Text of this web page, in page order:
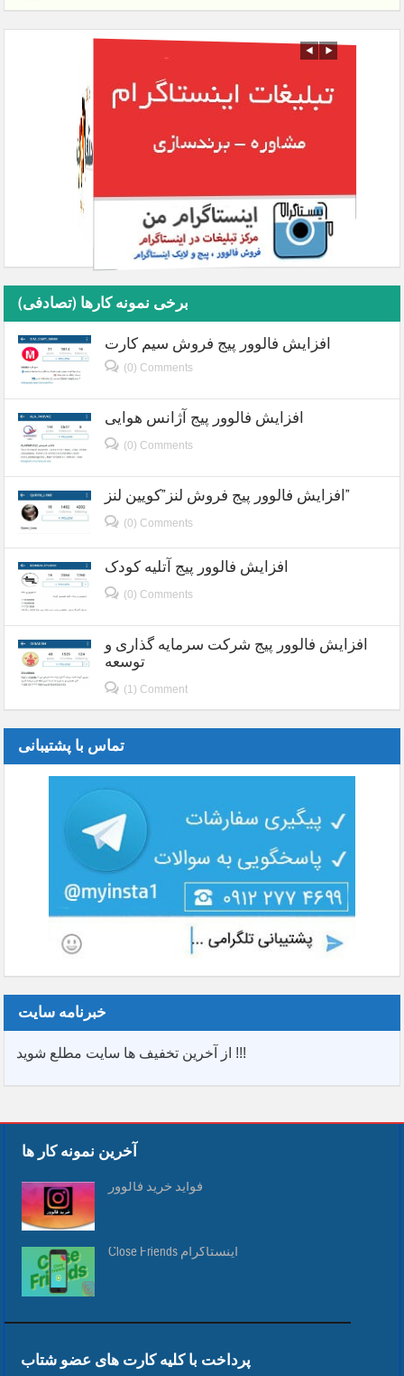
برخی نمونه کارها (تصادفی)
افزایش فالوور پیج فروش سیم کارت
(0) Comments
افزایش فالوور پیج آژانس هوایی
(0) Comments
افزایش فالوور پیج فروش لنز”کویین لنز”
(0) Comments
افزایش فالوور پیج آتلیه کودک
(0) Comments
افزایش فالوور پیج شرکت سرمایه گذاری و
توسعه
(1) Comment
تماس با پشتیبانی
خبرنامه سایت
از آخرین تخفیف ها سایت مطلع شوید !!!
آخرین نمونه کار ها
فواید خرید فالوور
Close Friends اینستاگرام
پرداخت با کلیه کارت های عضو شتاب